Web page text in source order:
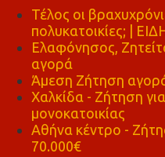
Τέλος οι
πολυκατοικίες; |
Ελαφόνησος,
αγορά
Άμεση Ζήτηση
Χαλκίδα - Ζήτηση
μονοκατοικίας
Αθήνα κέντρο -
70.000€